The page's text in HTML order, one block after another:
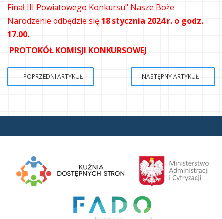
Finał III Powiatowego Konkursu" Nasze Boże
Narodzenie odbędzie się 18 stycznia 2024 r. o godz.
17.00.
PROTOKÓŁ KOMISJI KONKURSOWEJ
POPRZEDNI ARTYKUŁ NASTĘPNY ARTYKUŁ